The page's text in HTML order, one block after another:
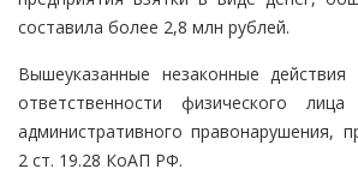
составила более 2,8 млн рублей.
Вышеуказанные незаконные
ответственности физического
административного правонарушения,
2 ст. 19.28 КоАП РФ.